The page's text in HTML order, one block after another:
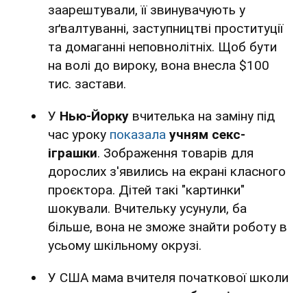
заарештували, її звинувачують у
зґвалтуванні, заступництві проституції
та домаганні неповнолітніх. Щоб бути
на волі до вироку, вона внесла $100
тис. застави.
У Нью-Йорку вчителька на заміну під
час уроку показала учням секс-
іграшки. Зображення товарів для
дорослих з'явились на екрані класного
проєктора. Дітей такі "картинки"
шокували. Вчительку усунули, ба
більше, вона не зможе знайти роботу в
усьому шкільному окрузі.
У США мама вчителя початкової школи